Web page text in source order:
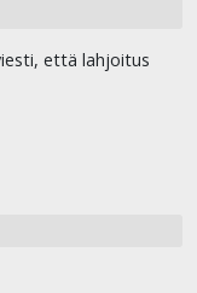
että lahjoitus